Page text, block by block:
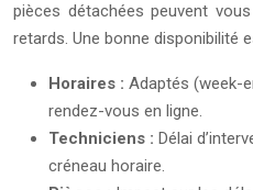
pièces détachées peuvent
retards. Une bonne disponibilité
Horaires : Adaptés (week-
rendez-vous en ligne.
Techniciens : Délai
créneau horaire.